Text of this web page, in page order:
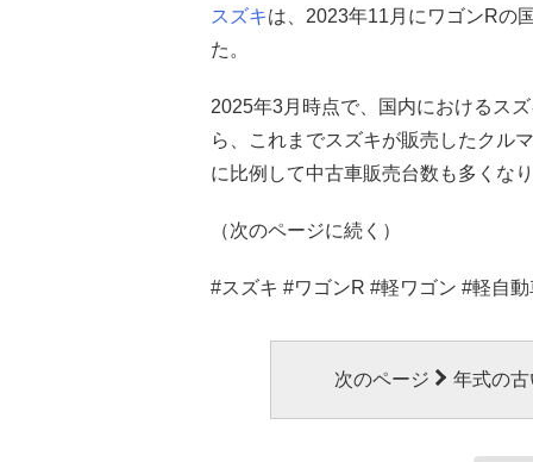
スズキは、2023年11月にワゴンRの
た。
2025年3月時点で、国内におけるス
ら、これまでスズキが販売したクル
に比例して中古車販売台数も多くな
（次のページに続く）
#スズキ #ワゴンR #軽ワゴン #軽自
次のページ 年式の